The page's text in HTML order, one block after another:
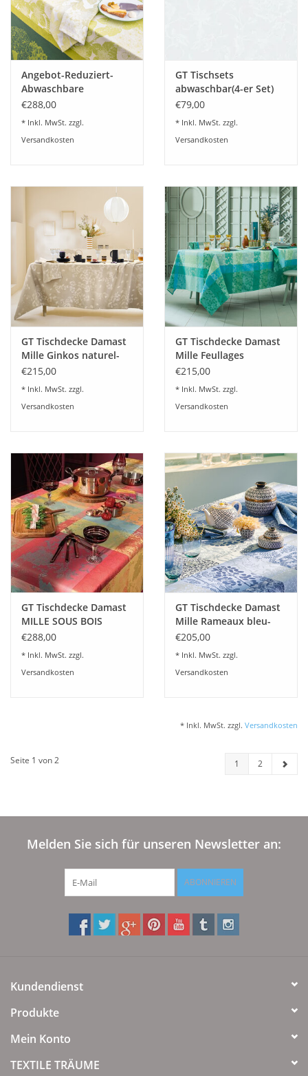
Angebot-Reduziert-
Abwaschbare
Tischdecke GT
Mille Hortensias vert-
beschichtet
€288,00
* Inkl. MwSt. zzgl.
Versandkosten
GT Tischsets
abwaschbar(4-er Set)
50x40 cm Mille
€79,00
* Inkl. MwSt. zzgl.
Versandkosten
GT Tischdecke Damast
Mille Ginkos naturel-
beschichtet
€215,00
* Inkl. MwSt. zzgl.
Versandkosten
GT Tischdecke Damast
Mille Feullages
turquoise- beschichtet
€215,00
* Inkl. MwSt. zzgl.
Versandkosten
GT Tischdecke Damast
MILLE SOUS BOIS
Automne-
€288,00
* Inkl. MwSt. zzgl.
Versandkosten
GT Tischdecke Damast
Mille Rameaux bleu-
beschichtet
€205,00
* Inkl. MwSt. zzgl.
Versandkosten
* Inkl. MwSt. zzgl. Versandkosten
Seite 1 von 2 1 2
Melden Sie sich für unseren Newsletter an:
ABONNIEREN
Kundendienst
Produkte
Mein Konto
TEXTILE TRÄUME